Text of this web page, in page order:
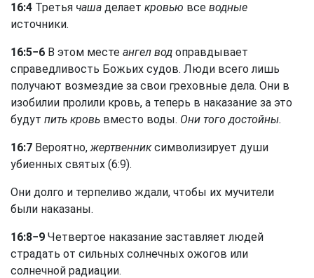
16:4 Третья чаша делает кровью все водные
источники.
16:5−6 В этом месте ангел вод оправдывает
справедливость Божьих судов. Люди всего лишь
получают возмездие за свои греховные дела. Они в
изобилии пролили кровь, а теперь в наказание за это
будут пить кровь вместо воды. Они того достойны.
16:7 Вероятно,жертвенниксимволизирует души
убиенных святых (6:9).
Они долго и терпеливо ждали, чтобы их мучители
были наказаны.
16:8−9 Четвертое наказание заставляет людей
страдать от сильных солнечных ожогов или
солнечной радиации.